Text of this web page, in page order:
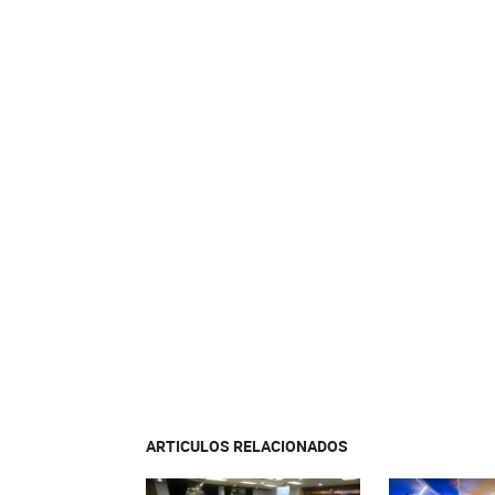
ARTICULOS RELACIONADOS